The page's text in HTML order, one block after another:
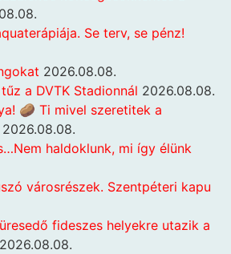
Se terv, se pénz!
2026.08.08.
a DVTK Stadionnál 2026.08.08.
🥔 Ti mivel szeretitek a
2026.08.08.
haldoklunk, mi így élünk
városrészek. Szentpéteri kapu
fideszes helyekre utazik a
2026.08.08.